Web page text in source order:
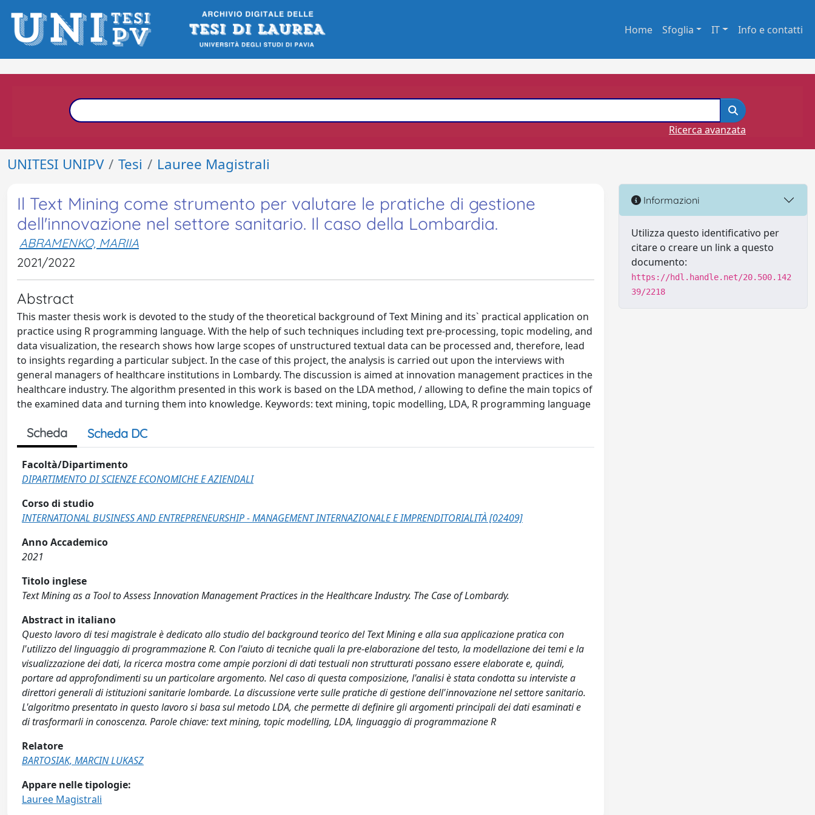
Home Sfoglia IT Info e contatti
Ricerca avanzata
UNITESI UNIPV Tesi Lauree Magistrali
Il Text Mining come strumento per valutare le pratiche di gestione
dell'innovazione nel settore sanitario. Il caso della Lombardia.
ABRAMENKO, MARIIA
2021/2022
Abstract
This master thesis work is devoted to the study of the theoretical background of Text Mining and its` practical application on
practice using R programming language. With the help of such techniques including text pre-processing, topic modeling, and
data visualization, the research shows how large scopes of unstructured textual data can be processed and, therefore, lead
to insights regarding a particular subject. In the case of this project, the analysis is carried out upon the interviews with
general managers of healthcare institutions in Lombardy. The discussion is aimed at innovation management practices in the
healthcare industry. The algorithm presented in this work is based on the LDA method, / allowing to define the main topics of
the examined data and turning them into knowledge. Keywords: text mining, topic modelling, LDA, R programming language
Scheda Scheda DC
Facoltà/Dipartimento
DIPARTIMENTO DI SCIENZE ECONOMICHE E AZIENDALI
Corso di studio
INTERNATIONAL BUSINESS AND ENTREPRENEURSHIP - MANAGEMENT INTERNAZIONALE E IMPRENDITORIALITÀ [02409]
Anno Accademico
2021
Titolo inglese
Text Mining as a Tool to Assess Innovation Management Practices in the Healthcare Industry. The Case of Lombardy.
Abstract in italiano
Questo lavoro di tesi magistrale è dedicato allo studio del background teorico del Text Mining e alla sua applicazione pratica con
l'utilizzo del linguaggio di programmazione R. Con l'aiuto di tecniche quali la pre-elaborazione del testo, la modellazione dei temi e la
visualizzazione dei dati, la ricerca mostra come ampie porzioni di dati testuali non strutturati possano essere elaborate e, quindi,
portare ad approfondimenti su un particolare argomento. Nel caso di questa composizione, l'analisi è stata condotta su interviste a
direttori generali di istituzioni sanitarie lombarde. La discussione verte sulle pratiche di gestione dell'innovazione nel settore sanitario.
L'algoritmo presentato in questo lavoro si basa sul metodo LDA, che permette di definire gli argomenti principali dei dati esaminati e
di trasformarli in conoscenza. Parole chiave: text mining, topic modelling, LDA, linguaggio di programmazione R
Relatore
BARTOSIAK, MARCIN LUKASZ
Appare nelle tipologie:
Lauree Magistrali
Informazioni
Utilizza questo identificativo per
citare o creare un link a questo
documento:
https://hdl.handle.net/20.500.142
39/2218